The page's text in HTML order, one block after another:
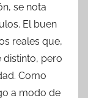
se nota
El buen
reales que,
distinto, pero
Como
a modo de